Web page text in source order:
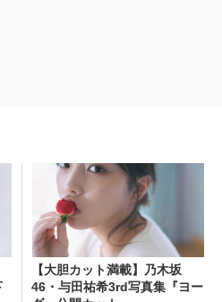
【大胆カット満載】乃木坂
46・与田祐希3rd写真集『ヨー